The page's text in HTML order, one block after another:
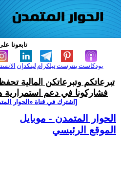
تابعونا
لينكدإن تيلكرامبنترست بودكاست
تبرعاتكم وتبرعاتكن المالية
فشاركونا في دعم استمرارية
[اشترك في قناة ‫«الحوار
الحوار المتمدن - موبايل
الموقع الرئيسي